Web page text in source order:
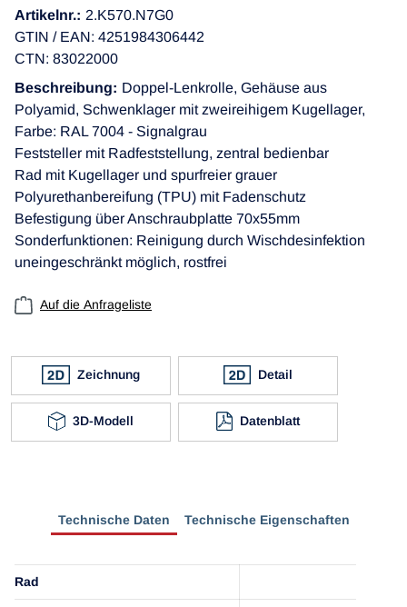
Artikelnr.: 2.K570.N7G0
GTIN / EAN: 4251984306442
CTN: 83022000
Beschreibung: Doppel-Lenkrolle, Gehäuse aus
Polyamid, Schwenklager mit zweireihigem Kugellager,
Farbe: RAL 7004 - Signalgrau
Feststeller mit Radfeststellung, zentral bedienbar
Rad mit Kugellager und spurfreier grauer
Polyurethanbereifung (TPU) mit Fadenschutz
Befestigung über Anschraubplatte 70x55mm
Sonderfunktionen: Reinigung durch Wischdesinfektion
uneingeschränkt möglich, rostfrei
Auf die Anfrageliste
Zeichnung Detail
3D-Modell Datenblatt
Technische Daten Technische Eigenschaften
Rad